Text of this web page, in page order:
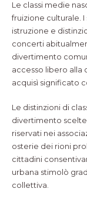
Le classi medie
fruizione culturale.
istruzione e
concerti
divertimento
accesso libero alla
acquisì significato
Le distinzioni di
divertimento
riservati nei
osterie dei rioni
cittadini
urbana stimolò
collettiva.